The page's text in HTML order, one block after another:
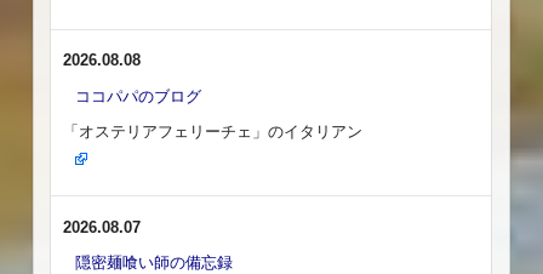
2026.08.08
ココパパのブログ
「オステリアフェリーチェ」のイタリアン
2026.08.07
隠密麺喰い師の備忘録